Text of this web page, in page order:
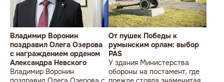
Владимир Воронин
поздравил Олега Озерова
с награждением орденом
Александра Невского
Владимир Воронин
От пушек Победы к
румынским орлам: выбор
PAS
У здания Министерства
обороны на постамент, где